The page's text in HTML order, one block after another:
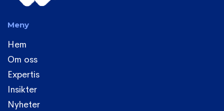
Meny
Hem
Om oss
Expertis
Insikter
Nyheter